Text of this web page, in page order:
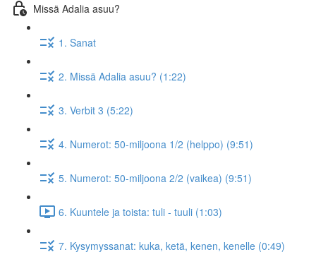
Missä Adalia asuu?
1. Sanat
2. Missä Adalia asuu? (1:22)
3. Verbit 3 (5:22)
4. Numerot: 50-miljoona 1/2 (helppo) (9:51)
5. Numerot: 50-miljoona 2/2 (vaikea) (9:51)
6. Kuuntele ja toista: tuli - tuuli (1:03)
7. Kysymyssanat: kuka, ketä, kenen, kenelle (0:49)